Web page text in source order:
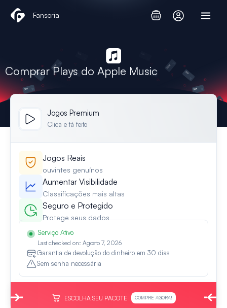
Fansoria
Comprar Plays do Apple Music
Jogos Premium
Clica e tá feito
Jogos Reais
ouvintes genuínos
Aumentar Visibilidade
Classificações mais altas
Seguro e Protegido
Protege seus dados
Serviço Ativo
Last checked on: Agosto 7, 2026
Garantia de devolução do dinheiro em 30 dias
Sem senha necessária
ESCOLHA SEU PACOTE COMPRE AGORA!